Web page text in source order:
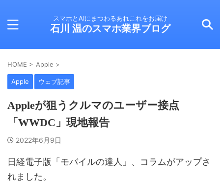
スマホとAIにまつわるあれこれをお届け
石川 温のスマホ業界ブログ
HOME > Apple >
Apple ウェブ記事
Appleが狙うクルマのユーザー接点
「WWDC」現地報告
2022年6月9日
日経電子版「モバイルの達人」、コラムがアップさ
れました。